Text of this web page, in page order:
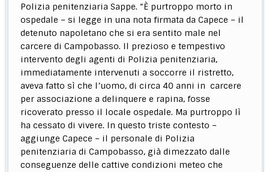
Polizia penitenziaria Sappe. “È purtroppo morto in
ospedale – si legge in una nota firmata da Capece – il
detenuto napoletano che si era sentito male nel
carcere di Campobasso. Il prezioso e tempestivo
intervento degli agenti di Polizia penitenziaria,
immediatamente intervenuti a soccorre il ristretto,
aveva fatto sì che l’uomo, di circa 40 anni in carcere
per associazione a delinquere e rapina, fosse
ricoverato presso il locale ospedale. Ma purtroppo lì
ha cessato di vivere. In questo triste contesto –
aggiunge Capece – il personale di Polizia
penitenziaria di Campobasso, già dimezzato dalle
conseguenze delle cattive condizioni meteo che